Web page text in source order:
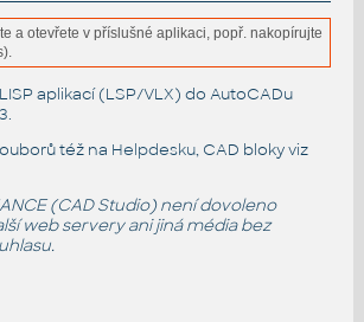
a otevřete v příslušné aplikaci, popř. nakopírujte
aplikací (LSP/VLX) do AutoCADu
.
též na Helpdesku, CAD bloky viz
(CAD Studio) není dovoleno
web servery ani jiná média bez